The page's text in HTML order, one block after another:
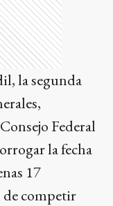
la segunda
Federal
la fecha
17
de competir